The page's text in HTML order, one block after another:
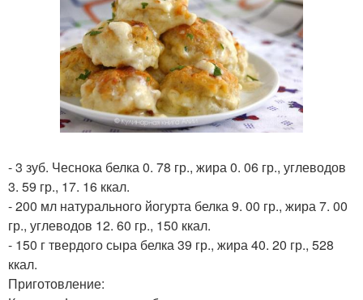
- 3 зуб. Чеснока белка 0. 78 гр., жира 0. 06 гр., углеводов
3. 59 гр., 17. 16 ккал.
- 200 мл натурального йогурта белка 9. 00 гр., жира 7. 00
гр., углеводов 12. 60 гр., 150 ккал.
- 150 г твердого сыра белка 39 гр., жира 40. 20 гр., 528
ккал.
Приготовление: